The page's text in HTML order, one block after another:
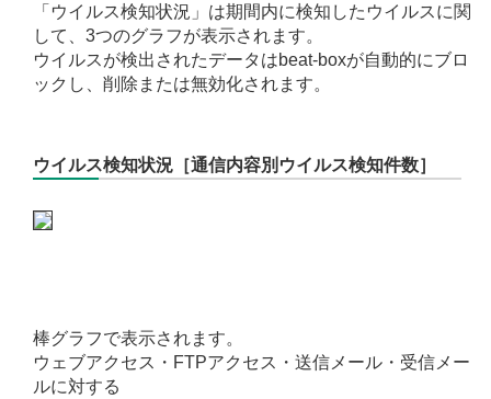
「ウイルス検知状況」は期間内に検知したウイルスに関
して、3つのグラフが表示されます。
ウイルスが検出されたデータはbeat-boxが自動的にブロ
ックし、削除または無効化されます。
ウイルス検知状況［通信内容別ウイルス検知件数］
棒グラフで表示されます。
ウェブアクセス・FTPアクセス・送信メール・受信メー
ルに対する